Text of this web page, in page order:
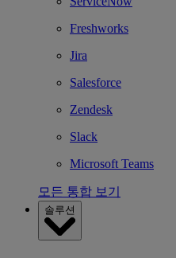
Freshworks
Jira
Salesforce
Zendesk
Slack
Microsoft Teams
모든 통합 보기
솔루션